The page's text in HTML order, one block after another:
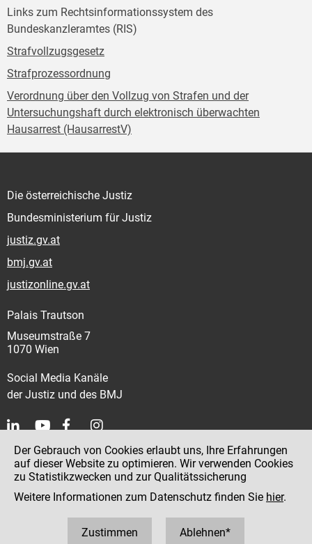
Links zum Rechtsinformationssystem des
Bundeskanzleramtes (RIS)
Strafvollzugsgesetz
Strafprozessordnung
Verordnung über den Vollzug von Strafen und der
Untersuchungshaft durch elektronisch überwachten
Hausarrest (HausarrestV)
Die österreichische Justiz
Bundesministerium für Justiz
justiz.gv.at
bmj.gv.at
justizonline.gv.at
Palais Trautson
Museumstraße 7
1070 Wien
Social Media Kanäle
der Justiz und des BMJ
Kontakt
Impressum
Datenschutz
Der Gebrauch von Cookies erlaubt uns, Ihre Erfahrungen
auf dieser Website zu optimieren. Wir verwenden Cookies
zu Statistikzwecken und zur Qualitätssicherung
Weitere Informationen zum Datenschutz finden Sie hier.
Zustimmen Ablehnen*